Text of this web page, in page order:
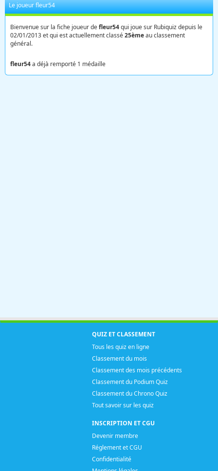
Le joueur fleur54
Bienvenue sur la fiche joueur defleur54qui joue sur Rubiquiz depuis le
02/01/2013 et qui est actuellement classé25èmeau classement
général.
fleur54a déjà remporté 1 médaille
QUIZ ET CLASSEMENT
Tous les quiz en ligne
Classement du mois
Classement des mois précédents
Classement du Podium Quiz
Classement du Chrono Quiz
Tout savoir sur les quiz
INSCRIPTION ET CGU
Devenir membre
Réglement et CGU
Confidentialité